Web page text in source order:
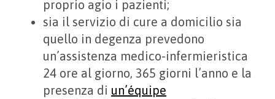
proprio agio i pazienti;
sia il servizio di cure a domicilio sia
quello in degenza prevedono
un’assistenza medico-infermieristica
24 ore al giorno, 365 giorni l’anno e la
presenza di un’équipe